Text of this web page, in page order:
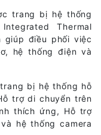
trang bị hệ thống
Thermal
giúp điều phối việc
hệ thống điện và
bị hệ thống hỗ
trợ di chuyển trên
thích ứng, Hỗ trợ
hệ thống camera